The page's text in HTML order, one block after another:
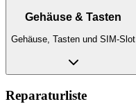
Gehäuse & Tasten
Gehäuse, Tasten und SIM-Slot
Reparaturliste